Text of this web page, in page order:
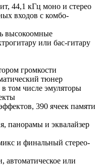
44,1 кГц моно и стерео
входов с комбо-
высокоомные
или бас-гитару
громкости
тюнер
том числе эмуляторы
390 ячеек памяти
панорамы и эквалайзер
и финальный стерео-
автоматическое или